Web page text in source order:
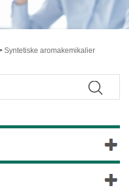
Syntetiske aromakemikalier